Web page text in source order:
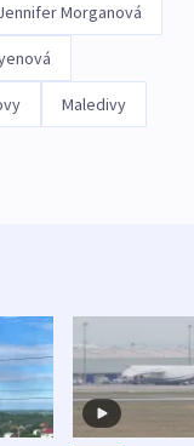
Morganová
Maledivy